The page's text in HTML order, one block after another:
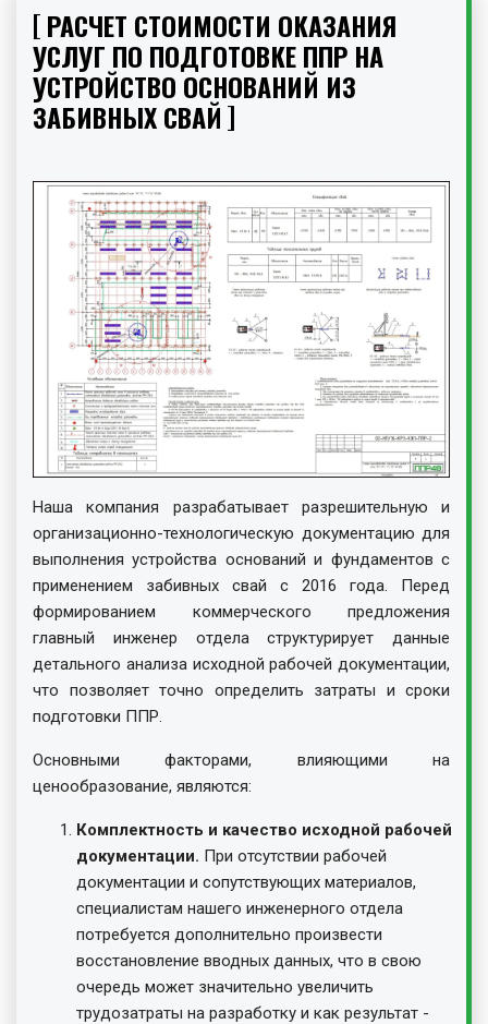
РАСЧЕТ СТОИМОСТИ ОКАЗАНИЯ
УСЛУГ ПО ПОДГОТОВКЕ ППР НА
УСТРОЙСТВО ОСНОВАНИЙ ИЗ
ЗАБИВНЫХ СВАЙ
Наша компания разрабатывает разрешительную и
организационно-технологическую документацию для
выполнения устройства оснований и фундаментов с
применением забивных свай с 2016 года. Перед
формированием коммерческого предложения
главный инженер отдела структурирует данные
детального анализа исходной рабочей документации,
что позволяет точно определить затраты и сроки
подготовки ППР.
Основными факторами, влияющими на
ценообразование, являются:
Комплектность и качество исходной рабочей
документации. При отсутствии рабочей
документации и сопутствующих материалов,
специалистам нашего инженерного отдела
потребуется дополнительно произвести
восстановление вводных данных, что в свою
очередь может значительно увеличить
трудозатраты на разработку и как результат -